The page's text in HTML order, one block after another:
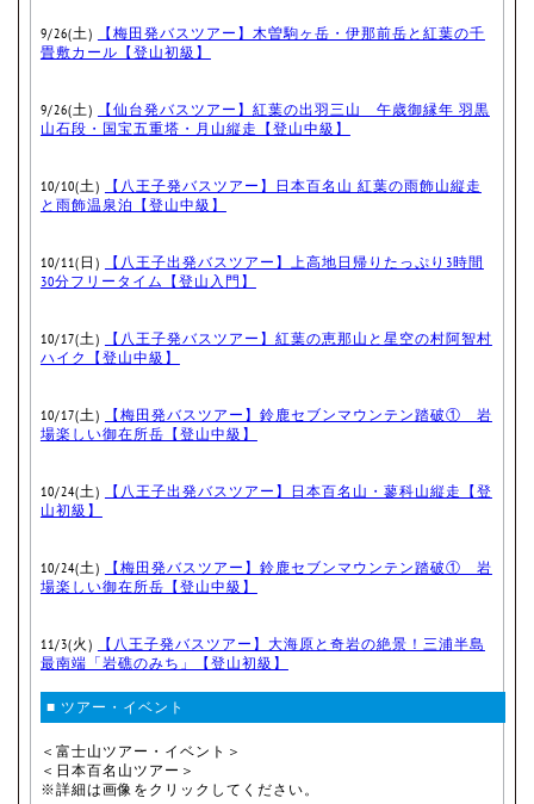
9/26(土)
【梅田発バスツアー】木曽駒ヶ岳・伊那前岳と紅葉の千
畳敷カール【登山初級】
9/26(土)
【仙台発バスツアー】紅葉の出羽三山 午歳御縁年 羽黒
山石段・国宝五重塔・月山縦走【登山中級】
10/10(土)
【八王子発バスツアー】日本百名山 紅葉の雨飾山縦走
と雨飾温泉泊【登山中級】
10/11(日)
【八王子出発バスツアー】上高地日帰りたっぷり3時間
30分フリータイム【登山入門】
10/17(土)
【八王子発バスツアー】紅葉の恵那山と星空の村阿智村
ハイク【登山中級】
10/17(土)
【梅田発バスツアー】鈴鹿セブンマウンテン踏破① 岩
場楽しい御在所岳【登山中級】
10/24(土)
【八王子出発バスツアー】日本百名山・蓼科山縦走【登
山初級】
10/24(土)
【梅田発バスツアー】鈴鹿セブンマウンテン踏破① 岩
場楽しい御在所岳【登山中級】
11/3(火)
【八王子発バスツアー】大海原と奇岩の絶景！三浦半島
最南端「岩礁のみち」【登山初級】
■ ツアー・イベント
＜富士山ツアー・イベント＞
＜日本百名山ツアー＞
※詳細は画像をクリックしてください。